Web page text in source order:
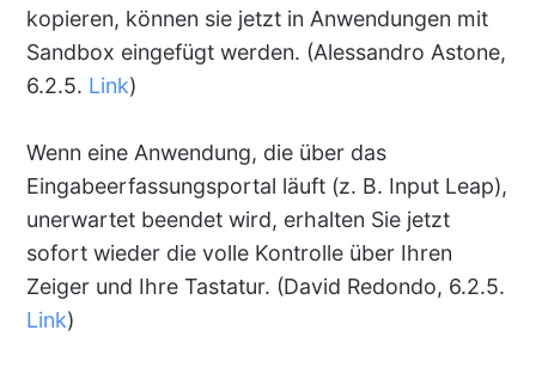
kopieren, können sie jetzt in Anwendungen mit
Sandbox eingefügt werden. (Alessandro Astone,
6.2.5. Link)
Wenn eine Anwendung, die über das
Eingabeerfassungsportal läuft (z. B. Input Leap),
unerwartet beendet wird, erhalten Sie jetzt
sofort wieder die volle Kontrolle über Ihren
Zeiger und Ihre Tastatur. (David Redondo, 6.2.5.
Link)